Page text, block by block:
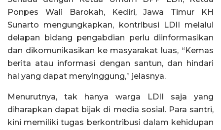
Ponpes Wali Barokah, Kediri, Jawa Timur KH
Sunarto mengungkapkan, kontribusi LDII melalui
delapan bidang pengabdian perlu diinformasikan
dan dikomunikasikan ke masyarakat luas, “Kemas
berita atau informasi dengan santun, dan hindari
hal yang dapat menyinggung,” jelasnya.
Menurutnya, tak hanya warga LDII saja yang
diharapkan dapat bijak di media sosial. Para santri,
kini memiliki tugas berkontribusi dalam kehidupan